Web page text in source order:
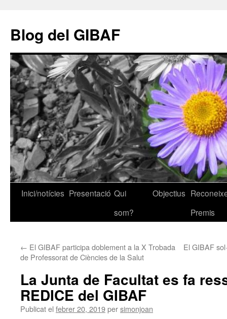
contingut
Blog del GIBAF
Inici/notícies Presentació Qui
som?
Objectius
Premis
← El GIBAF participa doblement a la X Trobada
de Professorat de Ciències de la Salut
El GIBAF
La Junta de Facultat es fa
REDICE del GIBAF
Publicat el febrer 20, 2019persimonjoan